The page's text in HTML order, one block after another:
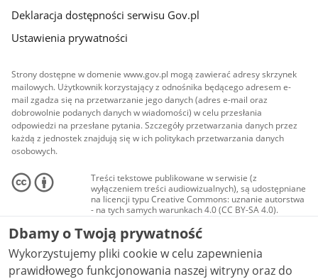
Deklaracja dostępności serwisu Gov.pl
Ustawienia prywatności
Strony dostępne w domenie www.gov.pl mogą zawierać adresy skrzynek
mailowych. Użytkownik korzystający z odnośnika będącego adresem e-
mail zgadza się na przetwarzanie jego danych (adres e-mail oraz
dobrowolnie podanych danych w wiadomości) w celu przesłania
odpowiedzi na przesłane pytania. Szczegóły przetwarzania danych przez
każdą z jednostek znajdują się w ich politykach przetwarzania danych
osobowych.
Treści tekstowe publikowane w serwisie (z
wyłączeniem treści audiowizualnych), są udostępniane
na licencji typu Creative Commons: uznanie autorstwa
- na tych samych warunkach 4.0 (CC BY-SA 4.0).
Materiały audiowizualne, w tym zdjęcia, materiały
audio i wideo, są udostępniane na licencji typu
Creative Commons: uznanie autorstwa użycie
niekomercyjne - bez utworów zależnych 4.0 (CC BY-
NC-ND 4.0), o ile nie jest to stwierdzone inaczej.
Dbamy o Twoją prywatność
Wykorzystujemy pliki cookie w celu zapewnienia
prawidłowego funkcjonowania naszej witryny oraz do